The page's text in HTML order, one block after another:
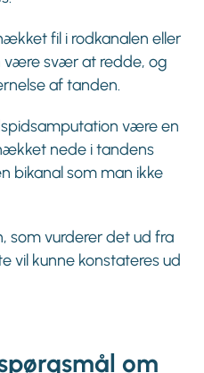
fil i rodkanalen eller
være svær at redde, og
af tanden.
være en
nede i tandens
bikanal som man ikke
som vurderer det ud fra
vil kunne konstateres ud
om